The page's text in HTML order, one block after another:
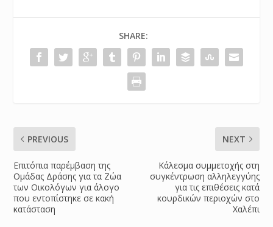
SHARE:
PREVIOUS
Επιτόπια παρέμβαση της
Ομάδας Δράσης για τα Ζώα
των Οικολόγων για άλογο
που εντοπίστηκε σε κακή
κατάσταση
NEXT
Κάλεσμα συμμετοχής στη
συγκέντρωση αλληλεγγύης
για τις επιθέσεις κατά
κουρδικών περιοχών στο
Χαλέπι